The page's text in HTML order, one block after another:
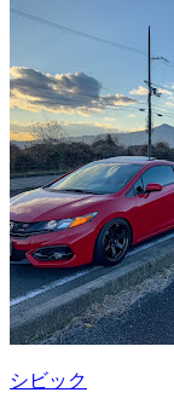
シビック